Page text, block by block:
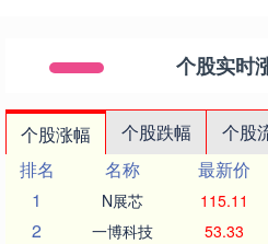
个股实时
个股涨幅 个股跌幅 个股
排名
名称 最新价
1
N展芯 115.11
2 一博科技 53.33